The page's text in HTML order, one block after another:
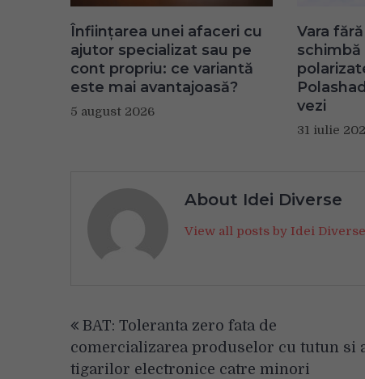
Înființarea unei afaceri cu
ajutor specializat sau pe
cont propriu: ce variantă
este mai avantajoasă?
5 august 2026
Vara
vezi
31 iulie
About Idei Diverse
View all posts by Idei
în
articole
BAT: Toleranta zero fata de
comercializarea produselor cu tutun si
tigarilor electronice catre minori